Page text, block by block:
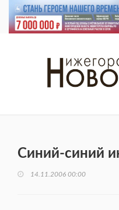
Синий-синий
14.11.2006 00:00